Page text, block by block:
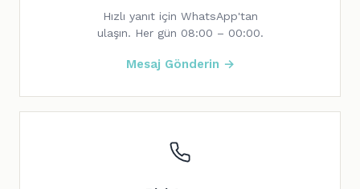
Hızlı yanıt için WhatsApp'tan
ulaşın. Her gün 08:00 – 00:00.
Mesaj Gönderin →